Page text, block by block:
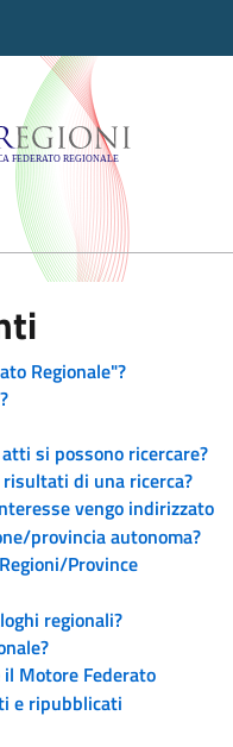
-
Regionale"?
si possono ricercare?
di una ricerca?
vengo indirizzato
provincia autonoma?
Province
regionali?
Motore Federato
e ripubblicati